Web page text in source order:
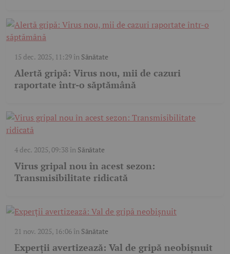
15 dec. 2025, 11:29în Sănătate
Alertă gripă: Virus nou, mii de cazuri
raportate într-o săptămână
4 dec. 2025, 09:38în Sănătate
Virus gripal nou în acest sezon:
Transmisibilitate ridicată
21 nov. 2025, 16:06în Sănătate
Experții avertizează: Val de gripă neobișnuit